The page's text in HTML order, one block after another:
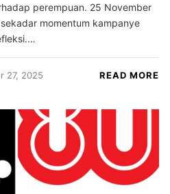
perempuan. 25 November
momentum kampanye
27, 2025 READ MORE